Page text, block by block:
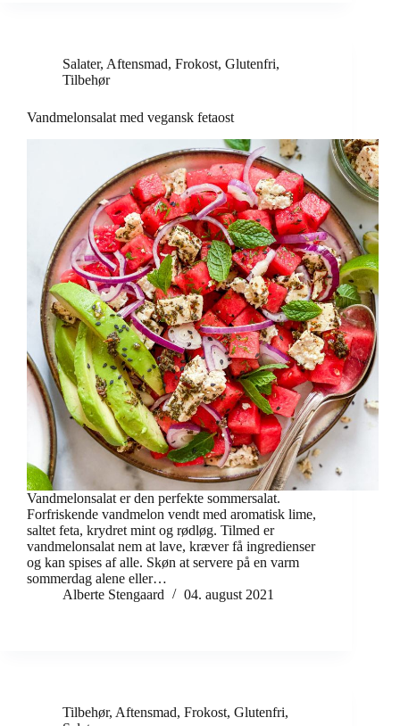
Salater, Aftensmad, Frokost, Glutenfri,
Tilbehør
Vandmelonsalat med vegansk fetaost
Vandmelonsalat er den perfekte sommersalat.
Forfriskende vandmelon vendt med aromatisk lime,
saltet feta, krydret mint og rødløg. Tilmed er
vandmelonsalat nem at lave, kræver få ingredienser
og kan spises af alle. Skøn at servere på en varm
sommerdag alene eller…
Alberte Stengaard
04. august 2021
Tilbehør, Aftensmad, Frokost, Glutenfri,